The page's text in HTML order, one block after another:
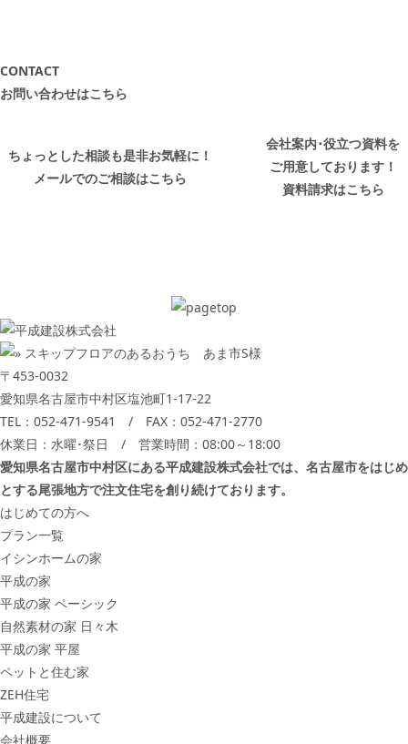
CONTACT
お問い合わせはこちら
ちょっとした相談も是非お気軽に！
メールでのご相談はこちら
会社案内･役立つ資料を
ご用意しております！
資料請求はこちら
〒453-0032
愛知県名古屋市中村区塩池町1-17-22
TEL： 052-471-9541
/ FAX：052-471-2770
休業日：水曜･祭日 / 営業時間：08:00～18:00
愛知県名古屋市中村区にある平成建設株式会社では、名古屋市をはじめ
とする尾張地方で注文住宅を創り続けております。
はじめての方へ
プラン一覧
イシンホームの家
平成の家
平成の家 ベーシック
自然素材の家 日々木
平成の家 平屋
ペットと住む家
ZEH住宅
平成建設について
会社概要